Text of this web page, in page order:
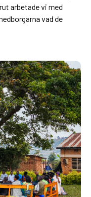
arbetade vi med
vad de